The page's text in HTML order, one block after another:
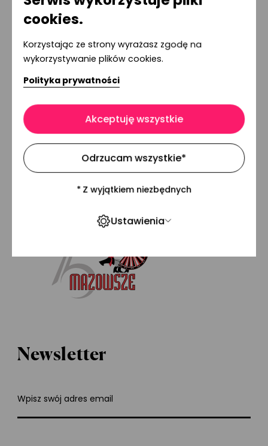
cookies.
Korzystając ze strony wyrażasz zgodę na
wykorzystywanie plików cookies.
Polityka prywatności
Ustawienia
Odrzucam wszystkie*
Akceptuję wszystkie
* Z wyjątkiem niezbędnych
1/44
Newsletter
Wpisz swój adres email